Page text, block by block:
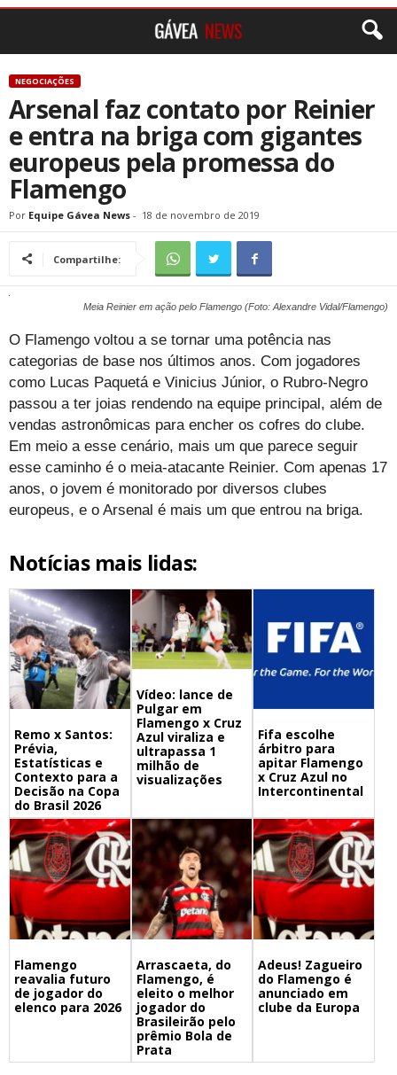
NEGOCIAÇÕES
Arsenal faz contato por Reinier
e entra na briga com gigantes
europeus pela promessa do
Flamengo
Por Equipe Gávea News - 18 de novembro de 2019
Compartilhe:
Meia Reinier em ação pelo Flamengo (Foto: Alexandre Vidal/Flamengo)
O Flamengo voltou a se tornar uma potência nas
categorias de base nos últimos anos. Com jogadores
como Lucas Paquetá e Vinicius Júnior, o Rubro-Negro
passou a ter joias rendendo na equipe principal, além de
vendas astronômicas para encher os cofres do clube.
Em meio a esse cenário, mais um que parece seguir
esse caminho é o meia-atacante Reinier. Com apenas 17
anos, o jovem é monitorado por diversos clubes
europeus, e o Arsenal é mais um que entrou na briga.
Notícias mais lidas:
Remo x Santos:
Prévia,
Estatísticas e
Contexto para a
Decisão na Copa
do Brasil 2026
Vídeo: lance de
Pulgar em
Flamengo x Cruz
Azul viraliza e
ultrapassa 1
milhão de
visualizações
Fifa escolhe
árbitro para
apitar Flamengo
x Cruz Azul no
Intercontinental
Flamengo
reavalia futuro
de jogador do
elenco para 2026
Arrascaeta, do
Flamengo, é
eleito o melhor
jogador do
Brasileirão pelo
prêmio Bola de
Prata
Adeus! Zagueiro
do Flamengo é
anunciado em
clube da Europa